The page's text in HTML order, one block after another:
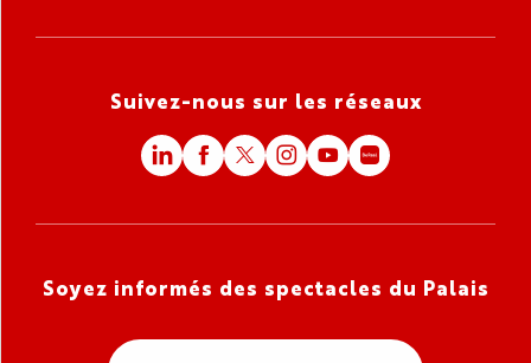
Suivez-nous sur les réseaux
Soyez informés des spectacles du Palais